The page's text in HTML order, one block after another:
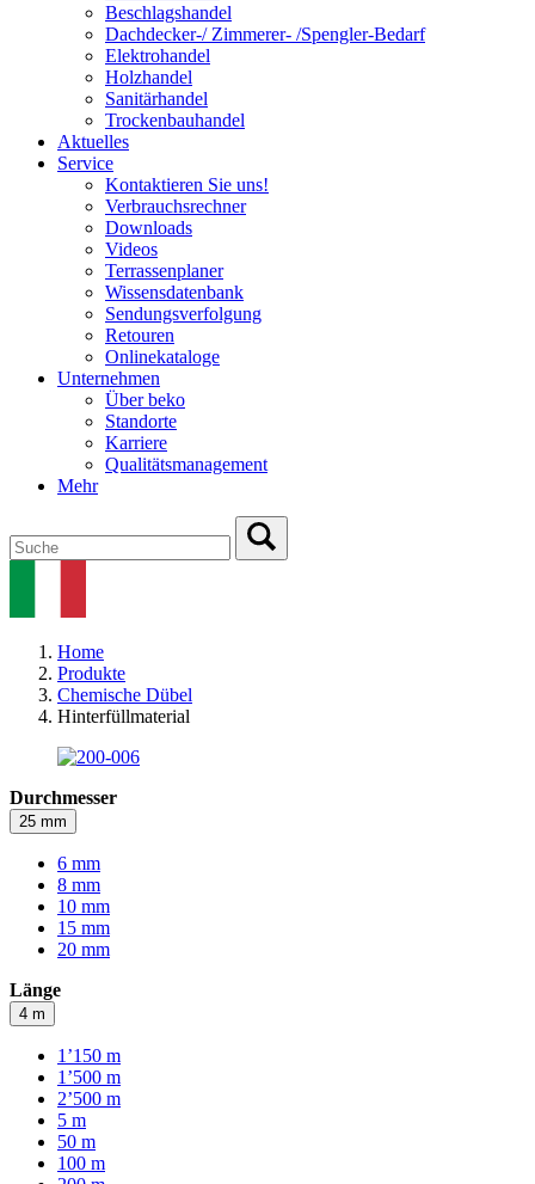
Beschlagshandel
Dachdecker-/ Zimmerer- /Spengler-Bedarf
Elektrohandel
Holzhandel
Sanitärhandel
Trockenbauhandel
Aktuelles
Service
Kontaktieren Sie uns!
Verbrauchsrechner
Downloads
Videos
Terrassenplaner
Wissensdatenbank
Sendungsverfolgung
Retouren
Onlinekataloge
Unternehmen
Über beko
Standorte
Karriere
Qualitätsmanagement
Mehr
Home
Produkte
Chemische Dübel
Hinterfüllmaterial
Durchmesser
25 mm
6 mm
8 mm
10 mm
15 mm
20 mm
Länge
4 m
1’150 m
1’500 m
2’500 m
5 m
50 m
100 m